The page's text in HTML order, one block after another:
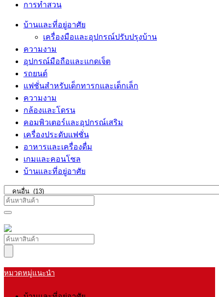
การทำสวน
บ้านและที่อยู่อาศัย
เครื่องมือและอุปกรณ์ปรับปรุงบ้าน
ความงาม
อุปกรณ์มือถือและแกดเจ็ต
รถยนต์
แฟชั่นสำหรับเด็กทารกและเด็กเล็ก
ความงาม
กล้องและโดรน
คอมพิวเตอร์และอุปกรณ์เสริม
เครื่องประดับแฟชั่น
อาหารและเครื่องดื่ม
เกมและคอนโซล
บ้านและที่อยู่อาศัย
หมวดหมู่แนะนำ